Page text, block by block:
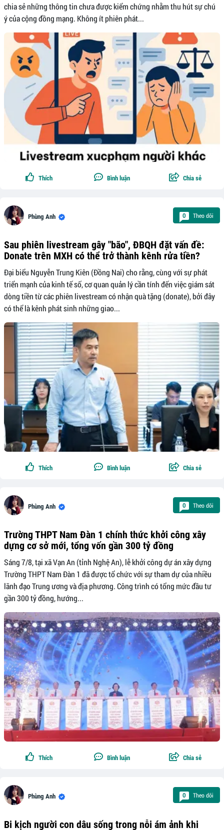
chia sẻ những thông tin chưa được kiểm chứng nhằm thu hút sự chú
ý của cộng đồng mạng. Không ít phiên phát...
Thích Bình luận Chia sẻ
Phùng Anh 0 Theo dõi
Sau phiên livestream gây "bão", ĐBQH đặt vấn đề:
Donate trên MXH có thể trở thành kênh rửa tiền?
Đại biểu Nguyễn Trung Kiên (Đồng Nai) cho rằng, cùng với sự phát
triển mạnh của kinh tế số, cơ quan quản lý cần tính đến việc giám sát
dòng tiền từ các phiên livestream có nhận quà tặng (donate), bởi đây
có thể là kênh phát sinh những giao...
Thích Bình luận Chia sẻ
Phùng Anh 0 Theo dõi
Trường THPT Nam Đàn 1 chính thức khởi công xây
dựng cơ sở mới, tổng vốn gần 300 tỷ đồng
Sáng 7/8, tại xã Vạn An (tỉnh Nghệ An), lễ khởi công dự án xây dựng
Trường THPT Nam Đàn 1 đã được tổ chức với sự tham dự của nhiều
lãnh đạo Trung ương và địa phương. Công trình có tổng mức đầu tư
gần 300 tỷ đồng, hướng...
Thích Bình luận Chia sẻ
Phùng Anh 0 Theo dõi
Bi kịch người con dâu sống trong nỗi ám ảnh khi